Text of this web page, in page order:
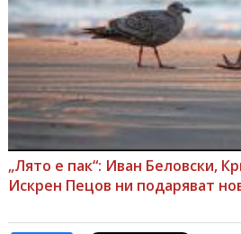
„Лято е пак“: Иван Беловски,
Искрен Пецов ни подаряват